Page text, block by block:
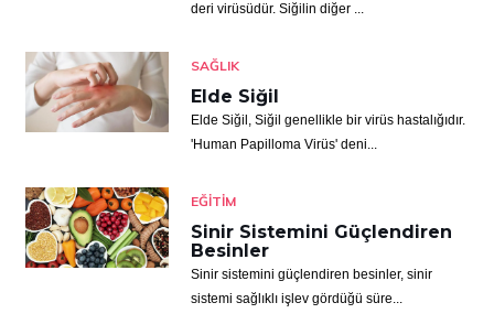
deri virüsüdür. Siğilin diğer ...
SAĞLIK
Elde Siğil
Elde Siğil, Siğil genellikle bir virüs hastalığıdır.
'Human Papilloma Virüs' deni...
EĞITIM
Sinir Sistemini Güçlendiren
Besinler
Sinir sistemini güçlendiren besinler, sinir
sistemi sağlıklı işlev gördüğü süre...